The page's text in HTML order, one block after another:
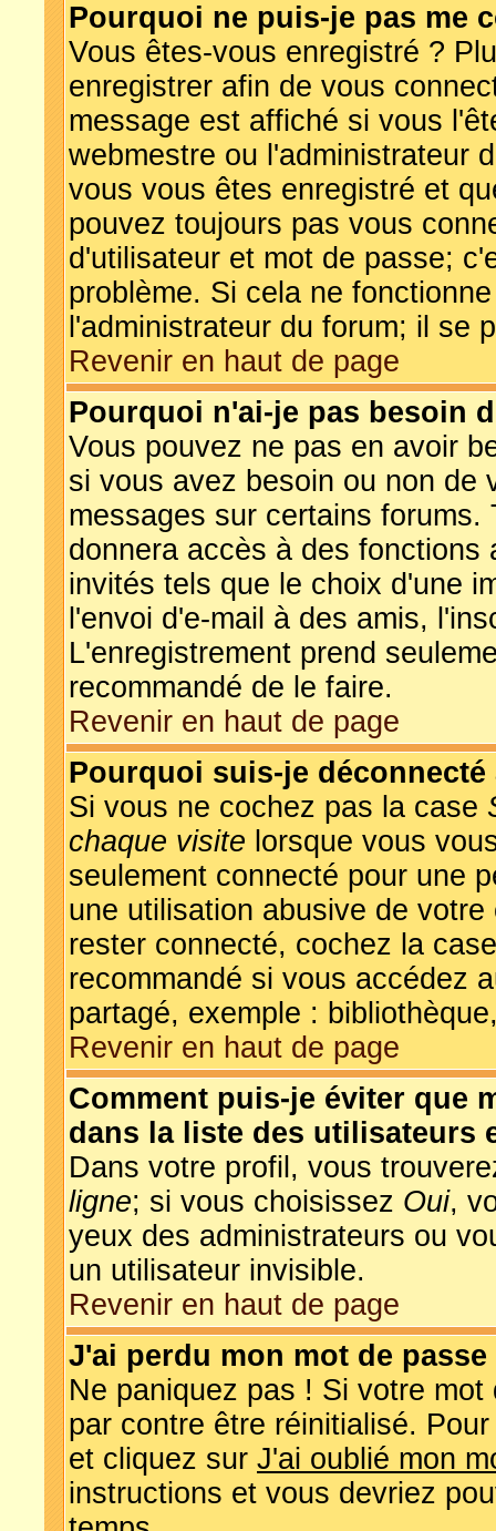
Pourquoi ne puis-je pas me
Vous êtes-vous enregistré ?
enregistrer afin de vous
message est affiché si vous
webmestre ou l'administrateur
vous vous êtes enregistré et
pouvez toujours pas vous
d'utilisateur et mot de passe;
problème. Si cela ne
l'administrateur du forum; il se
Revenir en haut de page
Pourquoi n'ai-je pas besoin
Vous pouvez ne pas en avoir
si vous avez besoin ou non de
messages sur certains
donnera accès à des fonctions
invités tels que le choix d'une
l'envoi d'e-mail à des amis,
L'enregistrement prend
recommandé de le faire.
Revenir en haut de page
Pourquoi suis-je
Si vous ne cochez pas la case
chaque visite lorsque vous
seulement connecté pour une
une utilisation abusive de
rester connecté, cochez la
recommandé si vous accédez
partagé, exemple :
Revenir en haut de page
Comment puis-je éviter que
dans la liste des utilisateurs
Dans votre profil, vous
ligne; si vous choisissez Oui,
yeux des administrateurs ou
un utilisateur invisible.
Revenir en haut de page
J'ai perdu mon mot de passe
Ne paniquez pas ! Si votre
par contre être réinitialisé.
et cliquez sur J'ai oublié mon
instructions et vous devriez